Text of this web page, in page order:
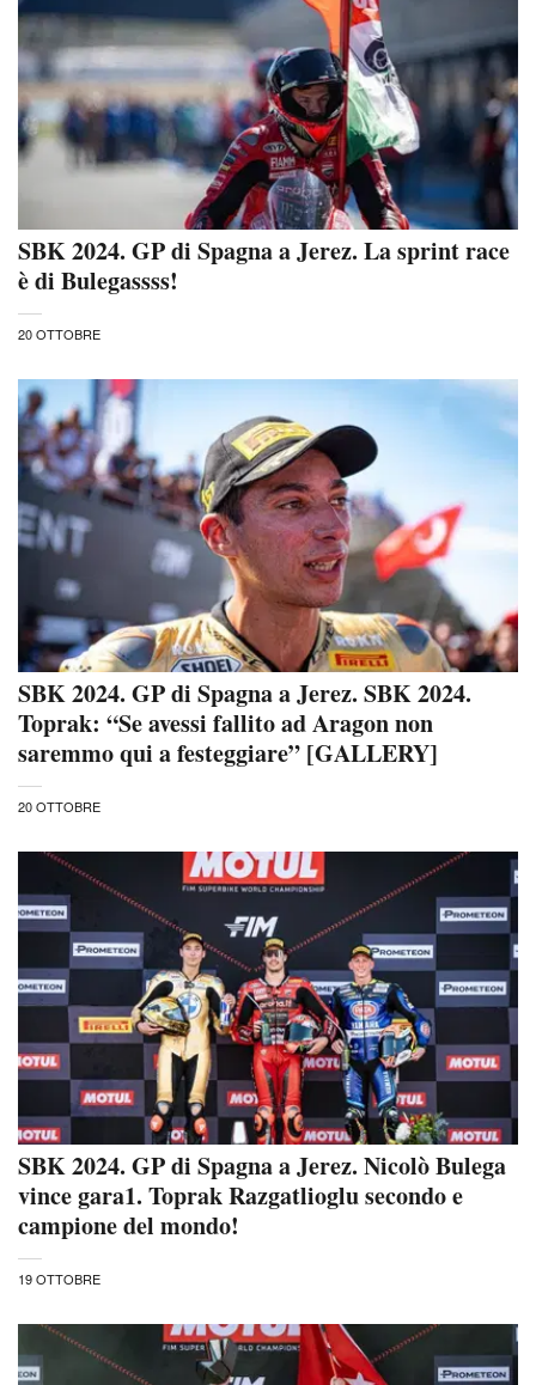
SBK 2024. GP di Spagna a Jerez. La sprint race
è di Bulegassss!
20 OTTOBRE
SBK 2024. GP di Spagna a Jerez. SBK 2024.
Toprak: “Se avessi fallito ad Aragon non
saremmo qui a festeggiare” [GALLERY]
20 OTTOBRE
SBK 2024. GP di Spagna a Jerez. Nicolò Bulega
vince gara1. Toprak Razgatlioglu secondo e
campione del mondo!
19 OTTOBRE